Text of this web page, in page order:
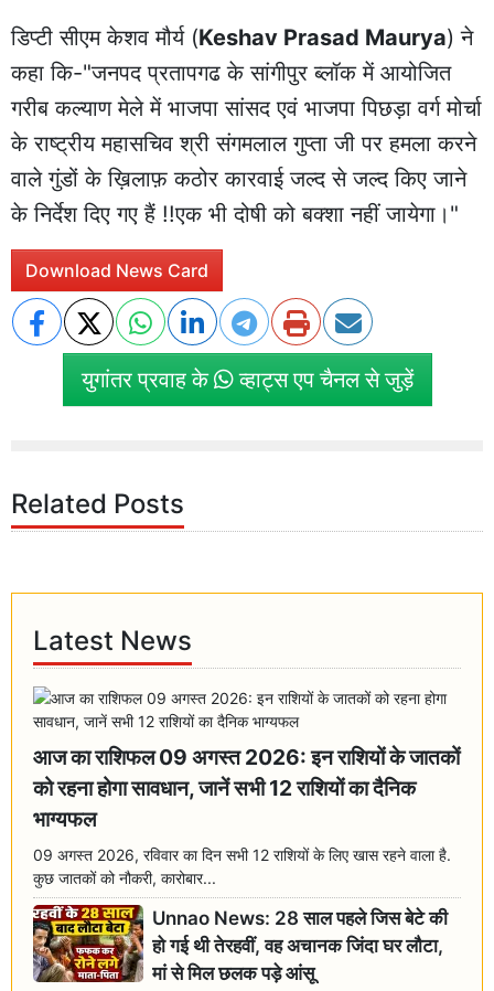
डिप्टी सीएम केशव मौर्य (Keshav Prasad Maurya) ने
कहा कि-"जनपद प्रतापगढ के सांगीपुर ब्लॉक में आयोजित
गरीब कल्याण मेले में भाजपा सांसद एवं भाजपा पिछड़ा वर्ग मोर्चा
के राष्ट्रीय महासचिव श्री संगमलाल गुप्ता जी पर हमला करने
वाले गुंडों के ख़िलाफ़ कठोर कारवाई जल्द से जल्द किए जाने
के निर्देश दिए गए हैं !!एक भी दोषी को बक्शा नहीं जायेगा।"
Download News Card
युगांतर प्रवाह के व्हाट्स एप चैनल से जुड़ें
Related Posts
Latest News
आज का राशिफल 09 अगस्त 2026: इन राशियों के जातकों
को रहना होगा सावधान, जानें सभी 12 राशियों का दैनिक
भाग्यफल
09 अगस्त 2026, रविवार का दिन सभी 12 राशियों के लिए खास रहने वाला है.
कुछ जातकों को नौकरी, कारोबार...
Unnao News: 28 साल पहले जिस बेटे की
हो गई थी तेरहवीं, वह अचानक जिंदा घर लौटा,
मां से मिल छलक पड़े आंसू